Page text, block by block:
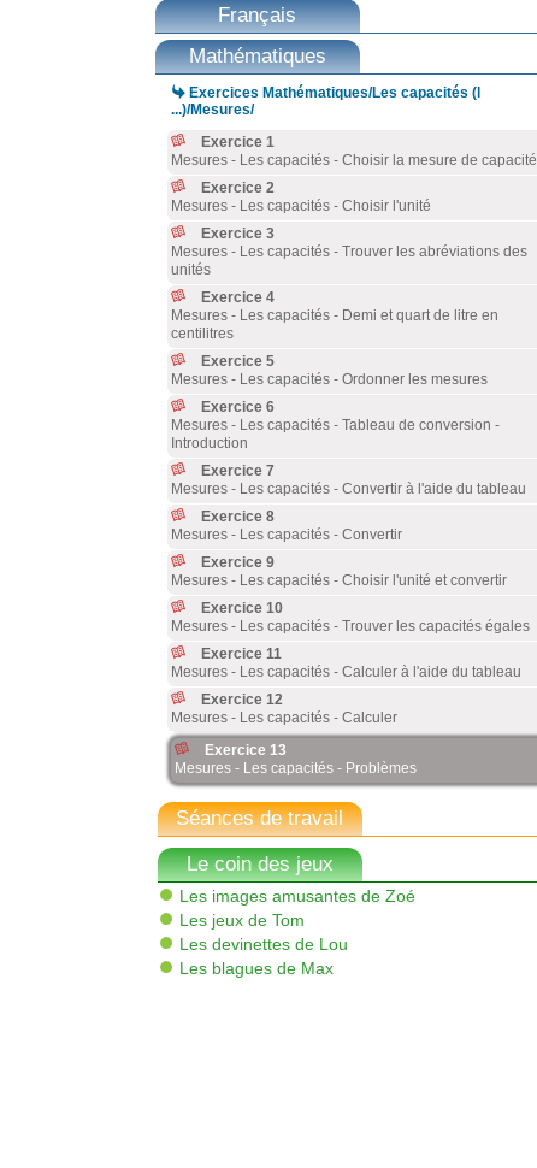
Français
Mathématiques
 Exercices Mathématiques/Les capacités (l
...)/Mesures/
Exercice 1
Mesures - Les capacités - Choisir la mesure de capacité
Exercice 2
Mesures - Les capacités - Choisir l'unité
Exercice 3
Mesures - Les capacités - Trouver les abréviations des
unités
Exercice 4
Mesures - Les capacités - Demi et quart de litre en
centilitres
Exercice 5
Mesures - Les capacités - Ordonner les mesures
Exercice 6
Mesures - Les capacités - Tableau de conversion -
Introduction
Exercice 7
Mesures - Les capacités - Convertir à l'aide du tableau
Exercice 8
Mesures - Les capacités - Convertir
Exercice 9
Mesures - Les capacités - Choisir l'unité et convertir
Exercice 10
Mesures - Les capacités - Trouver les capacités égales
Exercice 11
Mesures - Les capacités - Calculer à l'aide du tableau
Exercice 12
Mesures - Les capacités - Calculer
Exercice 13
Mesures - Les capacités - Problèmes
Séances de travail
Le coin des jeux
Les images amusantes de Zoé
Les jeux de Tom
Les devinettes de Lou
Les blagues de Max